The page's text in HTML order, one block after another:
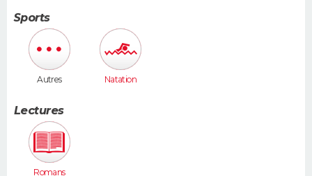
Sports
Autres Natation
Lectures
Romans